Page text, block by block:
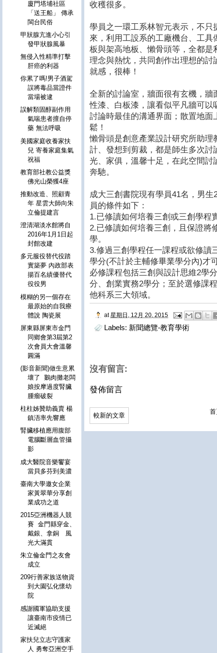
收穫很多。
學員之一環工系林智元表示，不
來，利用工設系的工廠機台、工
板與架高地板、懶骨頭等，全都
理念與熱忱，共同創作出理想的
就感，很棒！
全新的討論室，牆面很有玄機，
性漆、白板漆，讓看似平凡牆可
討論時最佳的溝通界面；散置地
鬆！
懶骨頭是創意產業設計研究所助
計、發想到剪裁，都是師生多次
光、家俱，溫馨十足，在此空間
奔馳。
成大三創書院現有學員41名，男
員的條件如下：
1.已修讀如何培養三創或三創學程
2.已修讀如何培養三創，且保證將
學。
3.修過三創學程任一課程或欲修讀
學分(不計於主輔修畢業學分內)才
必修課程包括三創與設計思維2學
分、創業實務2學分；至於選修課
他科系三大領域。
at 星期日, 12月 20, 2015
Labels: 新聞總覽-教育學術
沒有留言:
發佈留言
較新的文章
廈門塔埔社區
「送王船」 傳承
閩台民俗
甲狀腺亢進小心引
發甲狀腺風暴
無侵入性精準打擊
肝癌的利器
你累了嗎!男子酒駕
誤將毒品當證件
當場被逮
誤解類固醇副作用
氣喘患者擅自停
藥 無法呼吸
美國家庭收養家扶
兒 寄養家庭集氣
祝福
教育部社教公益獎
佛光山榮獲4座
推動改造、照顧青
年 星雲大師向朱
立倫提建言
澄清湖淡水館將自
2016年1月1日起
封館改建
多元服役替代役踏
實築夢 內政部表
揚百名績優替代
役役男
模糊的另一個存在
最原始的自我療
體說 陶瓷展
屏東縣屏東市金門
同鄉會第3屆第2
次會員大會溫馨
圓滿
(影音新聞)做生意累
壞了 鵝肉攤老闆
娘按摩過度腎臟
腫瘤破裂
柱柱姊贊助義賣 楊
鎮浯率先響應
腎臟移植應用腹部
電腦斷層血管攝
影
成大醫院音樂饗宴
當貝多芬到美濃
臺南大學邀女企業
家黃翠華分享創
業成功之道
2015亞洲機器人競
賽 金門縣穿金、
戴銀、拿銅 風
光大滿貫
朱立倫金門之友會
成立
209行善家族送物資
到大園弘化懷幼
院
感謝國軍協助支援
讓臺南市疫情已
近滅絕
家扶兒立志守護家
人 勇奪亞洲空手